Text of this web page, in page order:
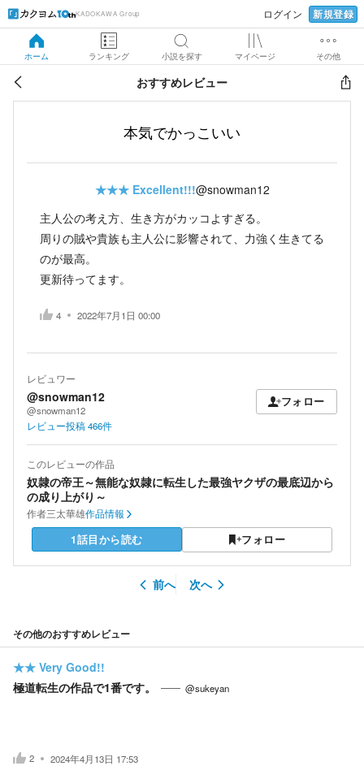
KADOKAWA Group ログイン 新規登録
ホーム ランキング 小説を探す マイページ その他
おすすめレビュー
本気でかっこいい
★★★ Excellent!!!@snowman12
主人公の考え方、生き方がカッコよすぎる。
周りの賊や貴族も主人公に影響されて、力強く生きてる
のが最高。
更新待ってます。
4 2022年7月1日 00:00
レビュワー
@snowman12
@snowman12
フォロー
レビュー投稿466件
このレビューの作品
奴隷の帝王～無能な奴隷に転生した最強ヤクザの最底辺から
の成り上がり～
作者三太華雄作品情報
1話目から読む フォロー
前へ 次へ
その他のおすすめレビュー
★★ Very Good!!
極道転生の作品で1番です。
@sukeyan
2 2024年4月13日 17:53